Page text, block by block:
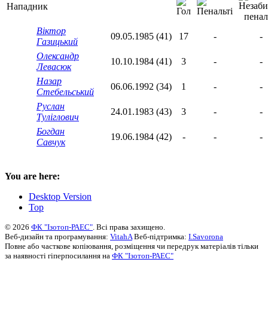
Нападник
Віктор
Газицький
09.05.1985 (41) 17 -
-
Олександр
Левасюк
10.10.1984 (41) 3 -
-
Назар
Стебельський
06.06.1992 (34) 1 -
-
Руслан
Туліглович
24.01.1983 (43) 3 -
-
Богдан
Савчук
19.06.1984 (42) - - -
You are here:
Desktop Version
Top
© 2026 ФК "Ізотоп-РАЕС" . Всі права захищено.
Веб-дизайн та програмування: VitahA Веб-підтримка: I.Savorona
Повне або часткове копіювання, розміщення чи передрук матеріалів тільки
за наявності гіперпосилання на ФК "Ізотоп-РАЕС"